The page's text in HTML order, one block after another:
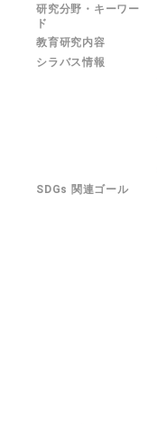
研究分野・キーワー
ド
教育研究内容
シラバス情報
SDGs 関連ゴール